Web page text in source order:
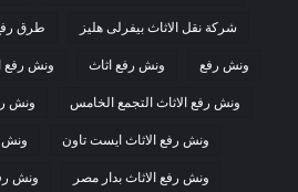
شركة نقل الاثاث بيفرلى هليز طرق
ونش رفع ونش رفع اثاث ونش رفع
ونش رفع الاثاث التجمع الخامس ونش
ونش رفع الاثاث ايست تاون ونش
ونش رفع الاثاث بدار مصر ونش